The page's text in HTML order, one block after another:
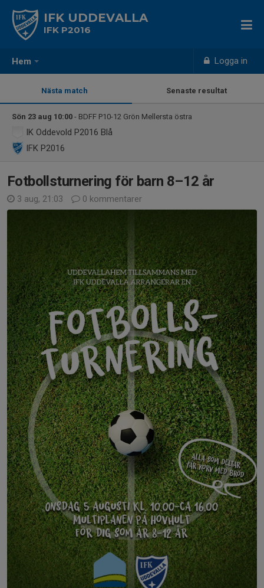
Hem Logga in
IFK UDDEVALLA
IFK P2016
Nästa match Senaste resultat
Sön 23 aug 10:00 - BDFF P10-12 Grön Mellersta östra
IK Oddevold P2016 Blå
IFK P2016
Fotbollsturnering för barn 8–12 år
3 aug, 21:03 0 kommentarer